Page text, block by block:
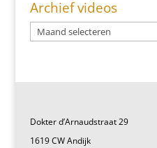
Archief videos
Dokter d’Arnaudstraat 29
1619 CW Andijk